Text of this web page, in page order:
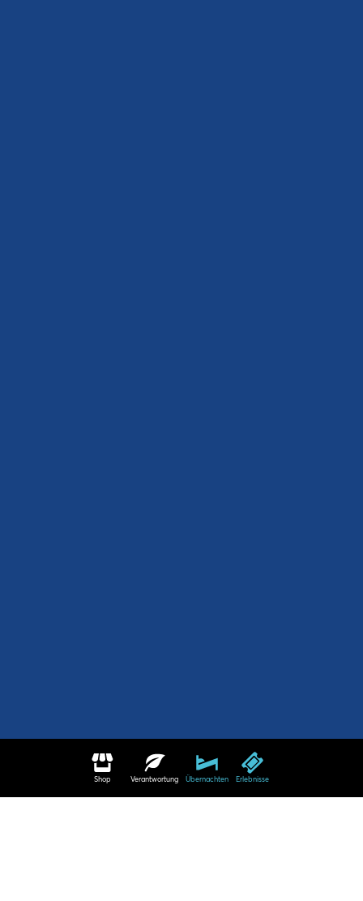
Shop Verantwortung Übernachten Erlebnisse